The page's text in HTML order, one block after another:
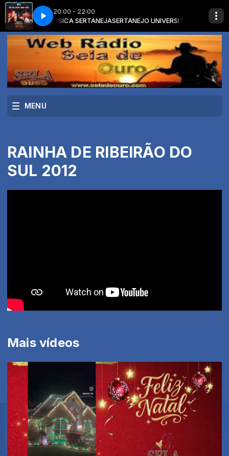
20:00 - 22:00
DA MUSICA SERTANEJASERTANEJO UNIVERSITÁRIO com O
the Mouth You Only Live OnceHugo and Guilherme - Water Drips
MENU
RAINHA DE RIBEIRÃO DO
SUL 2012
Mais vídeos